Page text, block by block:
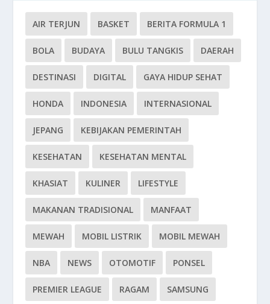
AIR TERJUN BASKET BERITA FORMULA 1
BOLA BUDAYA BULU TANGKIS DAERAH
DESTINASI DIGITAL GAYA HIDUP SEHAT
HONDA INDONESIA INTERNASIONAL
JEPANG KEBIJAKAN PEMERINTAH
KESEHATAN KESEHATAN MENTAL
KHASIAT KULINER LIFESTYLE
MAKANAN TRADISIONAL MANFAAT
MEWAH MOBIL LISTRIK MOBIL MEWAH
NBA NEWS OTOMOTIF PONSEL
PREMIER LEAGUE RAGAM SAMSUNG